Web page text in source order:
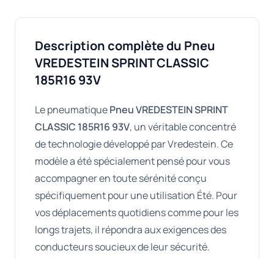
Description complète du Pneu
VREDESTEIN SPRINT CLASSIC
185R16 93V
Le pneumatiquePneu VREDESTEIN SPRINT
CLASSIC 185R16 93V, un véritable concentré
de technologie développé par Vredestein. Ce
modèle a été spécialement pensé pour vous
accompagner en toute sérénité conçu
spécifiquement pour une utilisation Été. Pour
vos déplacements quotidiens comme pour les
longs trajets, il répondra aux exigences des
conducteurs soucieux de leur sécurité.